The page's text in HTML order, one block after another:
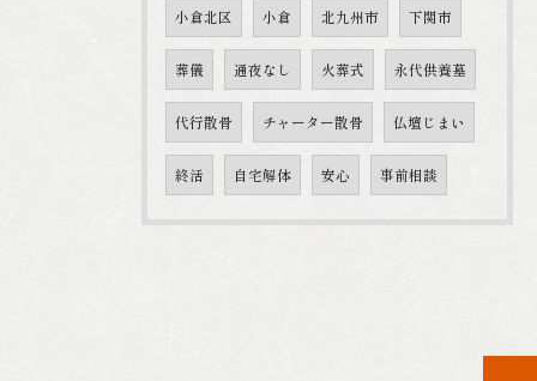
小倉北区 小倉 北九州市 下関市
葬儀 通夜なし 火葬式 永代供養墓
代行散骨 チャーター散骨 仏壇じまい
終活 自宅解体 安心 事前相談